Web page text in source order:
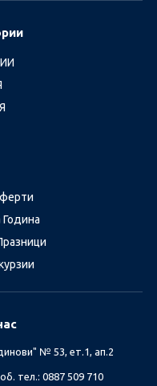
№ 53, ет.1, ап.2
тел.: 0887 509 710